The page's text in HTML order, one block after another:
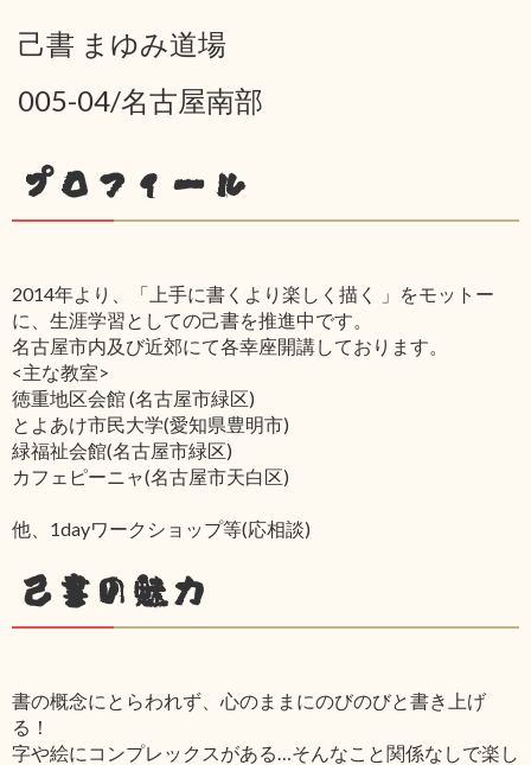
己書 まゆみ道場
005-04/名古屋南部
プロフィール
2014年より、「上手に書くより楽しく描く 」をモットー
に、生涯学習としての己書を推進中です。
名古屋市内及び近郊にて各幸座開講しております。
<主な教室>
徳重地区会館 (名古屋市緑区)
とよあけ市民大学(愛知県豊明市)
緑福祉会館(名古屋市緑区)
カフェピーニャ(名古屋市天白区)
他、1dayワークショップ等(応相談)
己書の魅力
書の概念にとらわれず、心のままにのびのびと書き上げ
る！
字や絵にコンプレックスがある…そんなこと関係なしで楽し